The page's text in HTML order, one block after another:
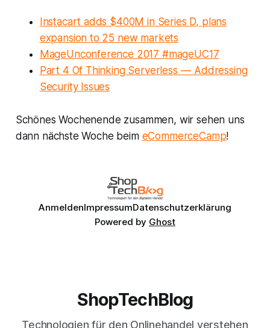
Instacart adds $400M in Series D, plans
expansion to 25 new markets
MageUnconference 2017 #mageUC17
Part 4 Of Thinking Serverless — Addressing
Security Issues
Schönes Wochenende zusammen, wir sehen uns
dann nächste Woche beim eCommerceCamp!
AnmeldenImpressumDatenschutzerklärung
Powered by Ghost
ShopTechBlog
Technologien für den Onlinehandel verstehen